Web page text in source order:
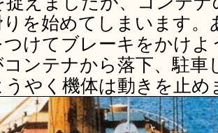
を始めてしまいます。
つけてブレーキをかけ
ンテナから落下、駐車
うやく機体は動きを止め